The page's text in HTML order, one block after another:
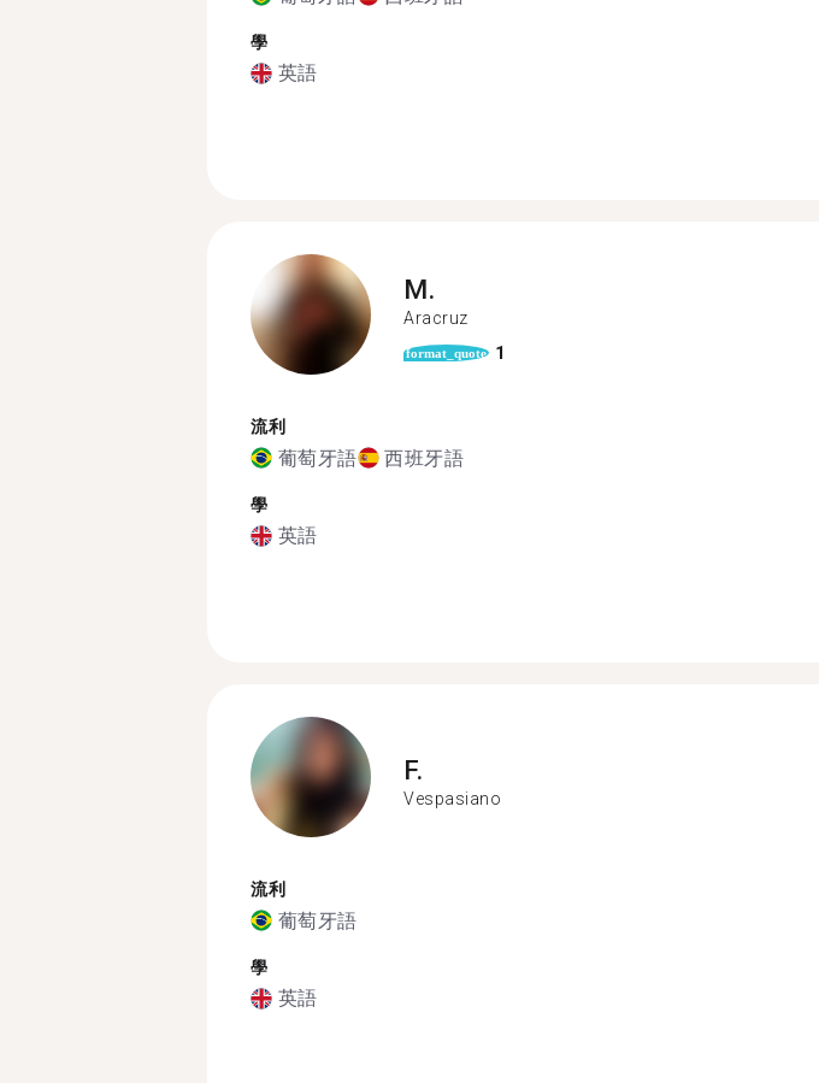
學
英語
M.
Aracruz
format_quote 1
流利
葡萄牙語 西班牙語
學
英語
F.
Vespasiano
流利
葡萄牙語
學
英語